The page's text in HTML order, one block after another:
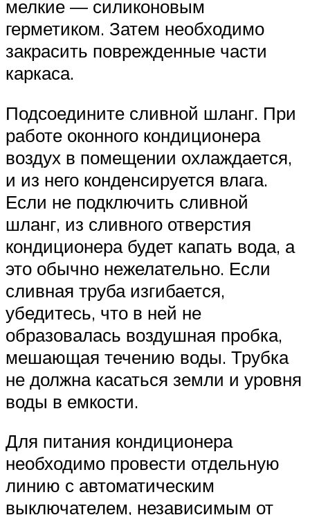
мелкие — силиконовым
герметиком. Затем необходимо
закрасить поврежденные части
каркаса.
Подсоедините сливной шланг. При
работе оконного кондиционера
воздух в помещении охлаждается,
и из него конденсируется влага.
Если не подключить сливной
шланг, из сливного отверстия
кондиционера будет капать вода, а
это обычно нежелательно. Если
сливная труба изгибается,
убедитесь, что в ней не
образовалась воздушная пробка,
мешающая течению воды. Трубка
не должна касаться земли и уровня
воды в емкости.
Для питания кондиционера
необходимо провести отдельную
линию с автоматическим
выключателем, независимым от